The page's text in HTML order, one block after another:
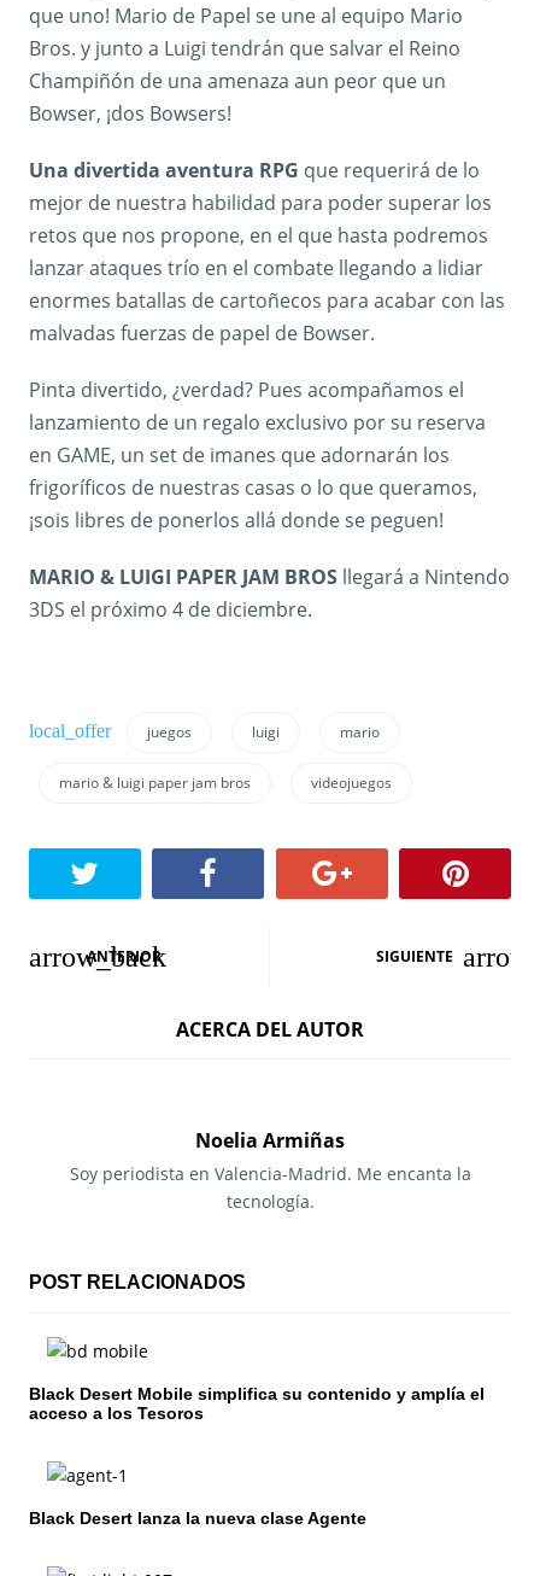
que uno! Mario de Papel se une al equipo Mario
Bros. y junto a Luigi tendrán que salvar el Reino
Champiñón de una amenaza aun peor que un
Bowser, ¡dos Bowsers!
Una divertida aventura RPG que requerirá de lo
mejor de nuestra habilidad para poder superar los
retos que nos propone, en el que hasta podremos
lanzar ataques trío en el combate llegando a lidiar
enormes batallas de cartoñecos para acabar con las
malvadas fuerzas de papel de Bowser.
Pinta divertido, ¿verdad? Pues acompañamos el
lanzamiento de un regalo exclusivo por su reserva
en GAME, un set de imanes que adornarán los
frigoríficos de nuestras casas o lo que queramos,
¡sois libres de ponerlos allá donde se peguen!
MARIO & LUIGI PAPER JAM BROS llegará a Nintendo
3DS el próximo 4 de diciembre.
juegos luigi mario
mario & luigi paper jam bros videojuegos
N
i
n
d
e
e
ANTERIOR SIGUIENTE
ACERCA DEL AUTOR
Noelia Armiñas
Soy periodista en Valencia-Madrid. Me encanta la
tecnología.
POST RELACIONADOS
Black Desert Mobile simplifica su contenido y amplía el
acceso a los Tesoros
Black Desert lanza la nueva clase Agente